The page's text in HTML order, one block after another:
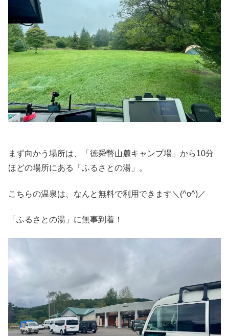
まず向かう場所は、「徳舜瞥山麓キャンプ場」から10分
ほどの場所にある「ふるさとの湯」。
こちらの温泉は、なんと無料で利用できます＼(^o^)／
「ふるさとの湯」に無事到着！